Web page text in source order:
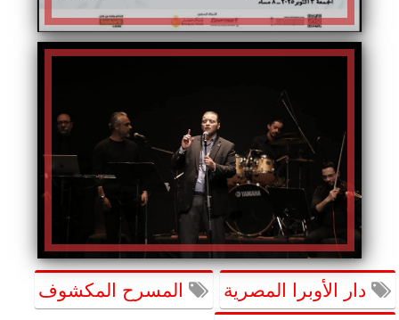
دار الأوبرا المصرية المسرح المكشوف